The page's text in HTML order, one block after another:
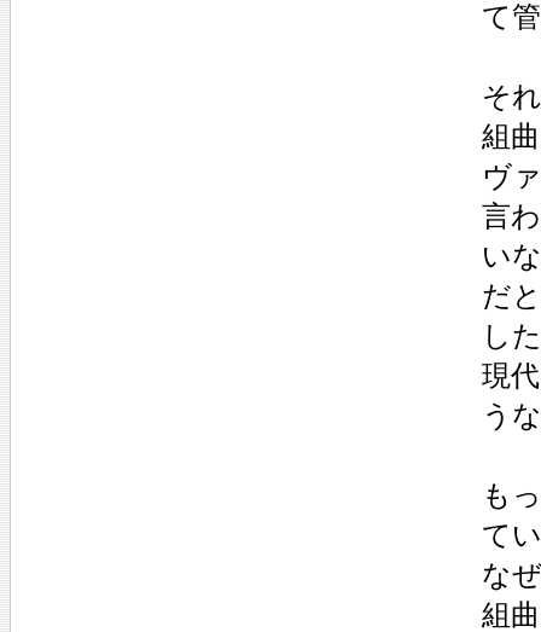
て
そ
組
ヴ
言
い
だ
し
現
う
も
て
な
組